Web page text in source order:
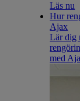
Läs nu
Hur
Ajax
Lär dig
med